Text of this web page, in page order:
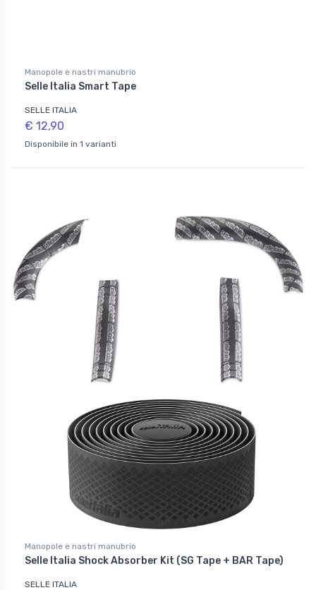
Manopole e nastri manubrio
Selle Italia Smart Tape
SELLE ITALIA
€ 12,90
Disponibile in 1 varianti
Manopole e nastri manubrio
Selle Italia Shock Absorber Kit (SG Tape + BAR Tape)
SELLE ITALIA